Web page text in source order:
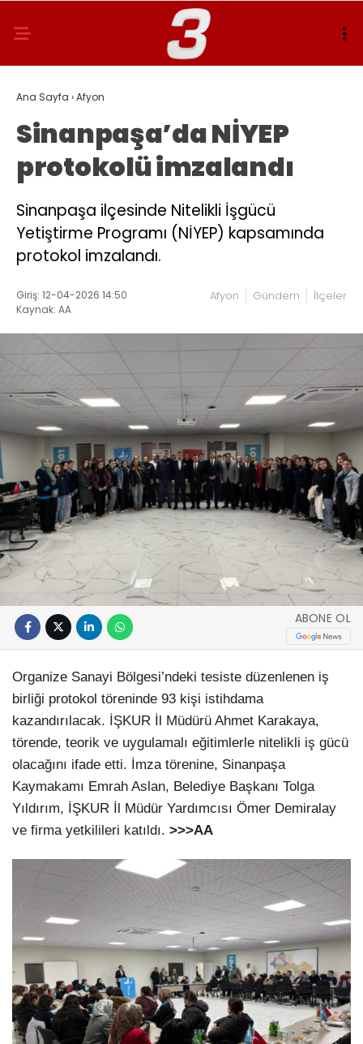
Ana Sayfa ›Afyon
Sinanpaşa’da NİYEP
protokolü imzalandı
Sinanpaşa ilçesinde Nitelikli İşgücü
Yetiştirme Programı (NİYEP) kapsamında
protokol imzalandı.
Giriş: 12-04-2026 14:50
Kaynak: AA
Afyon Gündem İlçeler
ABONE OL
Organize Sanayi Bölgesi’ndeki tesiste düzenlenen iş
birliği protokol töreninde 93 kişi istihdama
kazandırılacak. İŞKUR İl Müdürü Ahmet Karakaya,
törende, teorik ve uygulamalı eğitimlerle nitelikli iş gücü
olacağını ifade etti. İmza törenine, Sinanpaşa
Kaymakamı Emrah Aslan, Belediye Başkanı Tolga
Yıldırım, İŞKUR İl Müdür Yardımcısı Ömer Demiralay
ve firma yetkilileri katıldı. >>>AA